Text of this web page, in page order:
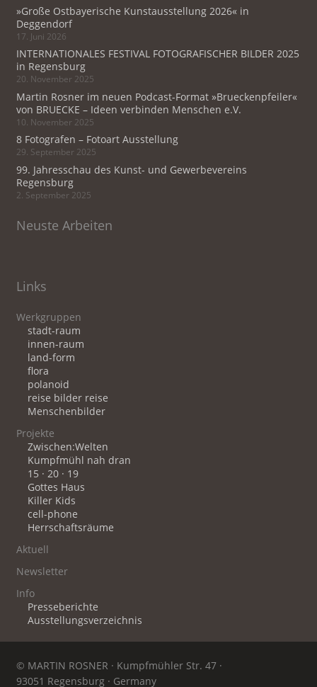
»Große Ostbayerische Kunstausstellung 2026« in
Deggendorf
17. Juni 2026
INTERNATIONALES FESTIVAL FOTOGRAFISCHER BILDER 2025
in Regensburg
20. November 2025
Martin Rosner im neuen Podcast-Format »Brueckenpfeiler«
von BRUECKE – Ideen verbinden Menschen e.V.
10. November 2025
8 Fotografen – Fotoart Ausstellung
29. September 2025
99. Jahresschau des Kunst- und Gewerbevereins
Regensburg
2. September 2025
Neuste Arbeiten
Links
Werkgruppen
stadt-raum
innen-raum
land-form
flora
polanoid
reise bilder reise
Menschenbilder
Projekte
Zwischen:Welten
Kumpfmühl nah dran
15 · 20 · 19
Gottes Haus
Killer Kids
cell-phone
Herrschaftsräume
Aktuell
Newsletter
Info
Presseberichte
Ausstellungsverzeichnis
© MARTIN ROSNER · Kumpfmühler Str. 47 ·
93051 Regensburg · Germany